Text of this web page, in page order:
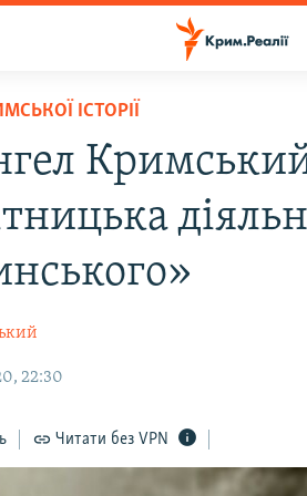
ІСТОРІЇ
22:30
Читати без VPN